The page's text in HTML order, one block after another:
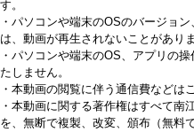
す。
・パソコンや端末のOSのバージョ
は、動画が再生されないことがありま
・パソコンや端末のOS、アプリの
たしません。
・本動画の閲覧に伴う通信費などは
・本動画に関する著作権はすべて南
を、無断で複製、改変、頒布（無料